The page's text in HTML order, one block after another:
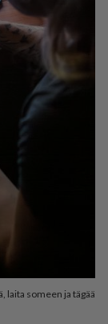
laita someen ja tägää